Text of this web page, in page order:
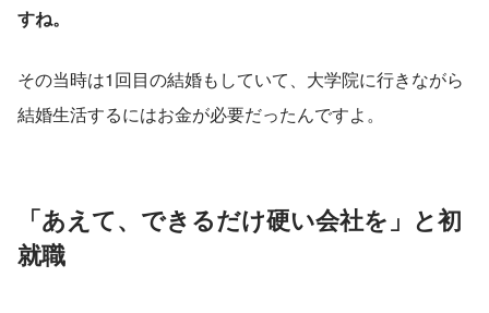
すね。
その当時は1回目の結婚もしていて、大学院に行きながら
結婚生活するにはお金が必要だったんですよ。
「あえて、できるだけ硬い会社を」と初
就職